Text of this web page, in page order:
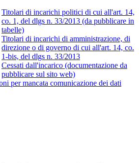
Titolari di incarichi politici di cui all'art. 14,
co. 1, del dlgs n. 33/2013 (da pubblicare in
tabelle)
Titolari di incarichi di amministrazione, di
direzione o di governo di cui all'art. 14, co.
1-bis, del dlgs n. 33/2013
Cessati dall'incarico (documentazione da
pubblicare sul sito web)
per mancata comunicazione dei dati